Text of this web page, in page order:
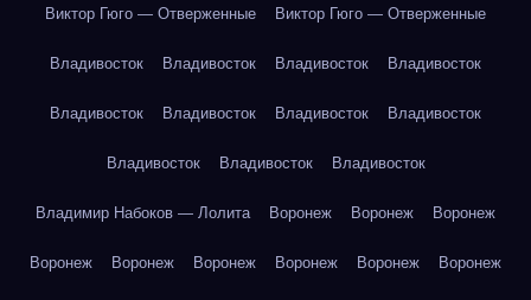
Виктор Гюго — Отверженные Виктор Гюго — Отверженные
Владивосток Владивосток Владивосток Владивосток
Владивосток Владивосток Владивосток Владивосток
Владивосток Владивосток Владивосток
Владимир Набоков — Лолита Воронеж Воронеж Воронеж
Воронеж Воронеж Воронеж Воронеж Воронеж Воронеж